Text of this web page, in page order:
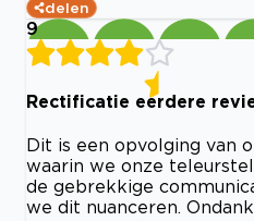
delen
9
Rectificatie eerdere
Dit is een opvolging van
waarin we onze
de gebrekkige
we dit nuanceren.